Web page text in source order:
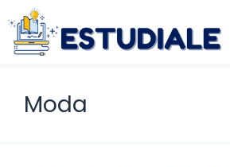
Saltar
al
contenido
Moda